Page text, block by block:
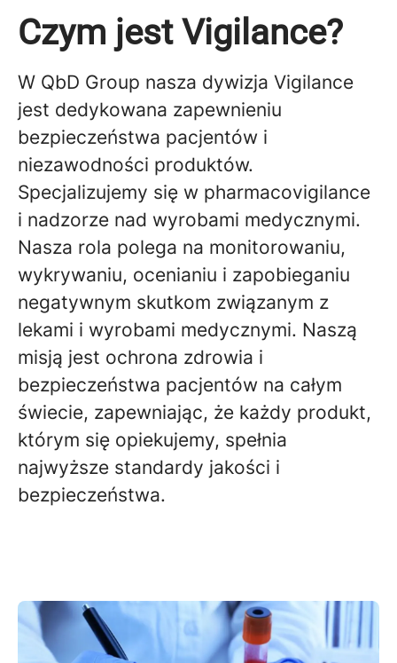
Czym jest Vigilance?
W QbD Group nasza dywizja Vigilance
jest dedykowana zapewnieniu
bezpieczeństwa pacjentów i
niezawodności produktów.
Specjalizujemy się w pharmacovigilance
i nadzorze nad wyrobami medycznymi.
Nasza rola polega na monitorowaniu,
wykrywaniu, ocenianiu i zapobieganiu
negatywnym skutkom związanym z
lekami i wyrobami medycznymi. Naszą
misją jest ochrona zdrowia i
bezpieczeństwa pacjentów na całym
świecie, zapewniając, że każdy produkt,
którym się opiekujemy, spełnia
najwyższe standardy jakości i
bezpieczeństwa.